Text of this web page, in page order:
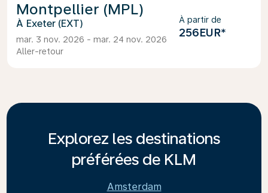
Montpellier (MPL)
Exeter (EXT)
mar. 3 nov. 2026 - mar. 24 nov. 2026
Aller-retour
À partir de
256EUR*
Explorez les destinations
préférées de KLM
Amsterdam